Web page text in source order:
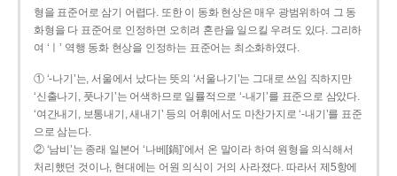
형을 표준어로 삼기 어렵다. 또한 이 동화 현상은 매우 광범위하여 그 동
화형을 다 표준어로 인정하면 오히려 혼란을 일으킬 우려도 있다. 그리하
여 ‘ㅣ’ 역행 동화 현상을 인정하는 표준어는 최소화하였다.
① ‘-나기’는, 서울에서 났다는 뜻의 ‘서울나기’는 그대로 쓰임 직하지만
‘신출나기, 풋나기’는 어색하므로 일률적으로 ‘-내기’를 표준으로 삼았다.
‘여간내기, 보통내기, 새내기’ 등의 어휘에서도 마찬가지로 ‘-내기’를 표준
으로 삼는다.
② ‘남비’는 종래 일본어 ‘나베[鍋]’에서 온 말이라 하여 원형을 의식해서
처리했던 것이나, 현대에는 어원 의식이 거의 사라졌다. 따라서 제5항에